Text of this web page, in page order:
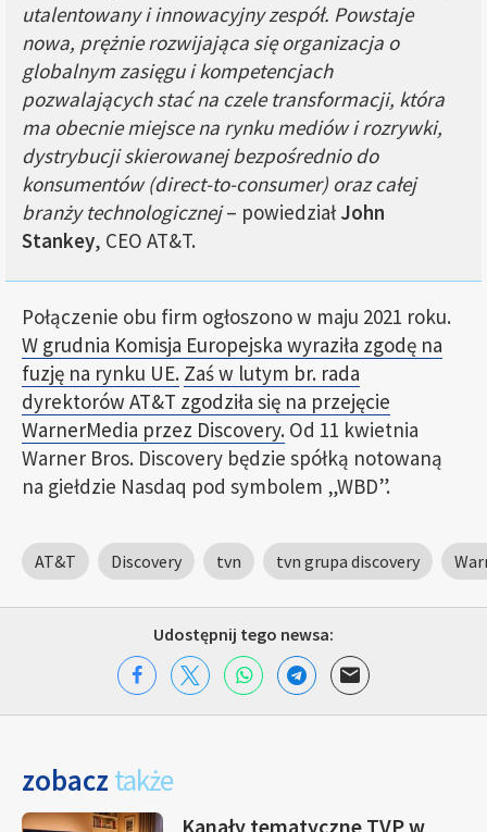
utalentowany i innowacyjny zespół. Powstaje
nowa, prężnie rozwijająca się organizacja o
globalnym zasięgu i kompetencjach
pozwalających stać na czele transformacji, która
ma obecnie miejsce na rynku mediów i rozrywki,
dystrybucji skierowanej bezpośrednio do
konsumentów (direct-to-consumer) oraz całej
branży technologicznej– powiedział John
Stankey, CEO AT&T.
Połączenie obu firm ogłoszono w maju 2021 roku.
W grudnia Komisja Europejska wyraziła zgodę na
fuzję na rynku UE. Zaś w lutym br. rada
dyrektorów AT&T zgodziła się na przejęcie
WarnerMedia przez Discovery. Od 11 kwietnia
Warner Bros. Discovery będzie spółką notowaną
na giełdzie Nasdaq pod symbolem „WBD”.
AT&T Discovery tvn tvn grupa discovery
Udostępnij tego newsa:
zobacz także
Kanały tematyczne TVP w